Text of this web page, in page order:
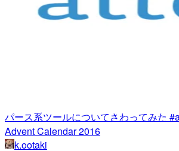
パース系ツールについてさわってみた
Advent Calendar 2016
k.ootaki